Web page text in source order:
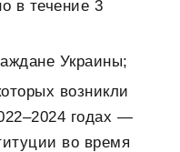
в течение 3
Украины;
возникли
годах —
во время